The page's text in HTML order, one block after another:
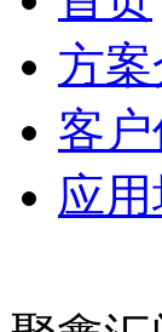
方
客
应